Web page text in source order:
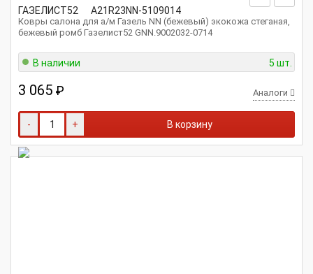
ГАЗЕЛИСТ52 A21R23NN-5109014
Ковры салона для а/м Газель NN (бежевый) экокожа стеганая,
бежевый ромб Газелист52 GNN.9002032-0714
В наличии 5 шт.
3 065 ₽ Аналоги
- + В корзину